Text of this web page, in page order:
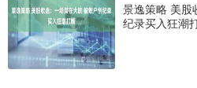
景逸策略 美股
纪录买入狂潮